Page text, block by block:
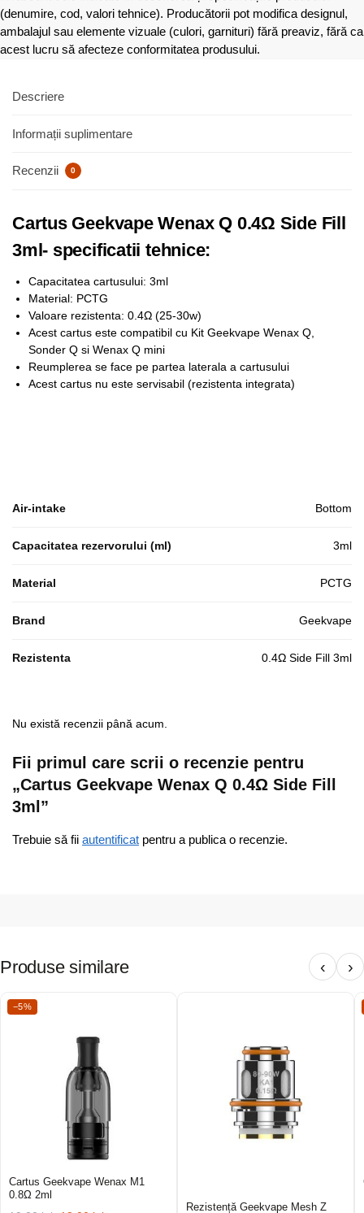
(denumire, cod, valori tehnice). Producătorii pot modifica designul,
ambalajul sau elemente vizuale (culori, garnituri) fără preaviz, fără ca
acest lucru să afecteze conformitatea produsului.
Descriere
Informații suplimentare
Recenzii 0
Cartus Geekvape Wenax Q 0.4Ω Side Fill
3ml- specificatii tehnice:
Capacitatea cartusului: 3ml
Material: PCTG
Valoare rezistenta: 0.4Ω (25-30w)
Acest cartus este compatibil cu Kit Geekvape Wenax Q,
Sonder Q si Wenax Q mini
Reumplerea se face pe partea laterala a cartusului
Acest cartus nu este servisabil (rezistenta integrata)
Air-intake Bottom
Capacitatea rezervorului (ml) 3ml
Material PCTG
Brand Geekvape
Rezistenta 0.4Ω Side Fill 3ml
Nu există recenzii până acum.
Fii primul care scrii o recenzie pentru
„Cartus Geekvape Wenax Q 0.4Ω Side Fill
3ml”
Trebuie să fii autentificat pentru a publica o recenzie.
Produse similare ‹ ›
−5%
Cartus Geekvape Wenax M1
0.8Ω 2ml
Rezistență Geekvape Mesh Z